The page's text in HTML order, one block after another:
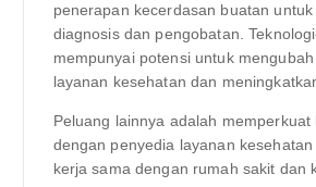
penerapan kecerdasan buatan
diagnosis dan pengobatan.
mempunyai potensi untuk
layanan kesehatan dan
Peluang lainnya adalah memperkuat
dengan penyedia layanan
kerja sama dengan rumah sakit dan